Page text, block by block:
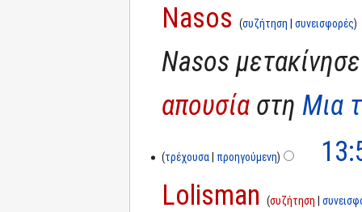
Nasos
συζήτηση συνεισφορές
Nasos
απουσία στη Μια
τρέχουσα προηγούμενη
Lolisman
συζήτηση